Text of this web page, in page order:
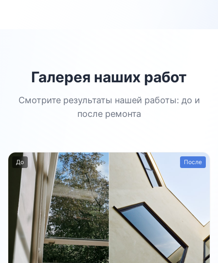
Галерея наших работ
Смотрите результаты нашей работы: до и
после ремонта
До После